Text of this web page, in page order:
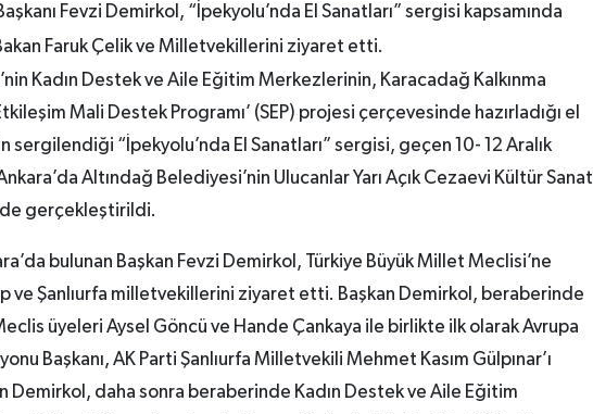
Fevzi Demirkol, “İpekyolu’nda El Sanatları” sergisi kapsamında
Faruk Çelik ve Milletvekillerini ziyaret etti.
Kadın Destek ve Aile Eğitim Merkezlerinin, Karacadağ Kalkınma
Etkileşim Mali Destek Programı’ (SEP) projesi çerçevesinde hazırladığı el
sergilendiği “İpekyolu’nda El Sanatları” sergisi, geçen 10- 12 Aralık
Altındağ Belediyesi’nin Ulucanlar Yarı Açık Cezaevi Kültür Sanat
gerçekleştirildi.
bulunan Başkan Fevzi Demirkol, Türkiye Büyük Millet Meclisi’ne
ve Şanlıurfa milletvekillerini ziyaret etti. Başkan Demirkol, beraberinde
üyeleri Aysel Göncü ve Hande Çankaya ile birlikte ilk olarak Avrupa
Başkanı, AK Parti Şanlıurfa Milletvekili Mehmet Kasım Gülpınar’ı
Demirkol, daha sonra beraberinde Kadın Destek ve Aile Eğitim